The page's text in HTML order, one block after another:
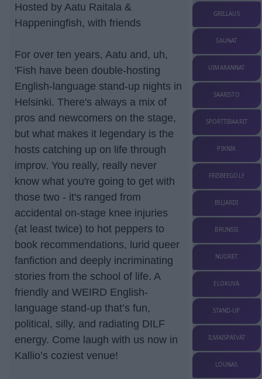
Hosted by Aatu Raitala &
Happeningfish, with friends
For over ten years, Aatu and, uh,
'Fish have been double-hosting
English-language stand-up nights in
Helsinki. There's always a mix of
pros and newcomers on the stage,
but what makes it legendary is the
hosts catching up on life through
improv. You really, really never
know what you're going to get with
those two - it's ranged from
accidental on-stage knee injuries
(at least twice) to hot peppers to
book recommendations, lurid queer
fanfiction and deeply incriminating
stories from the school of life. A
friendly and WEIRD English-
language stand-up that’s fun,
political, silly, and radiating DILF
energy. Come laugh with us now in
Kallio’s coziest venue!
GRILLAUS
SAUNAT
UIMARANNAT
SAARISTO
SPORTTIBAARIT
PIKNIK
FRISBEEGOLF
BILJARDI
BRUNSSI
NUORET
ELOKUVA
STAND-UP
ILMAISPÄIVÄT
LOUNAS